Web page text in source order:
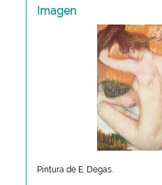
Imagen
Pintura de E. Degas.